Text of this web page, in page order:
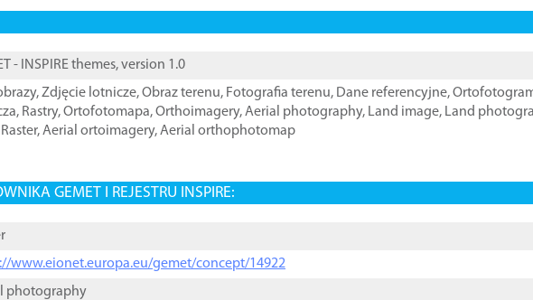
- INSPIRE themes, version 1.0
,Zdjęcie lotnicze,Obraz terenu, Fotografia terenu, Dane referencyjne,
, Rastry,Ortofotomapa,Orthoimagery,Aerial photography, Land image, Land
Raster,Aerial ortoimagery,Aerial orthophotomap
GEMET I REJESTRU INSPIRE:
www.eionet.europa.eu/gemet/concept/14922
photography